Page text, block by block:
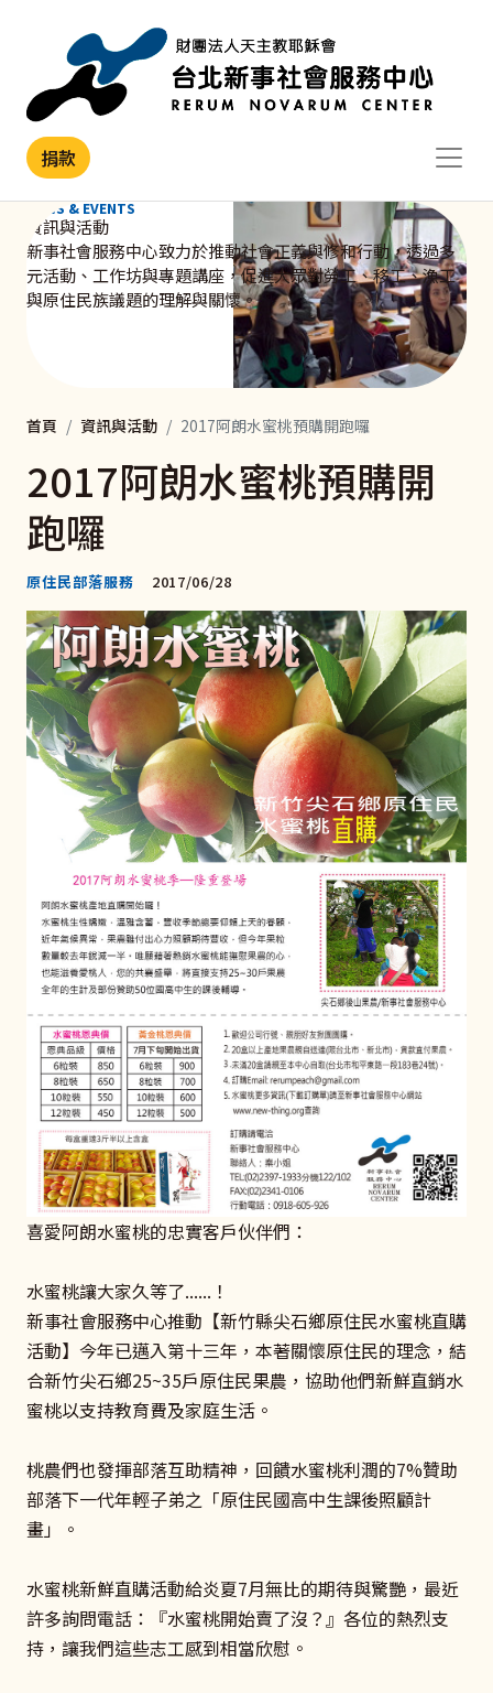
捐款
NEWS & EVENTS
資訊與活動
新事社會服務中心致力於推動社會正義與修和行動，透過多
元活動、工作坊與專題講座，促進大眾對勞工、移工、漁工
與原住民族議題的理解與關懷。
首頁 資訊與活動 2017阿朗水蜜桃預購開跑囉
2017阿朗水蜜桃預購開
跑囉
原住民部落服務 2017/06/28
喜愛阿朗水蜜桃的忠實客戶伙伴們：
水蜜桃讓大家久等了......！
新事社會服務中心推動【新竹縣尖石鄉原住民水蜜桃直購
活動】今年已邁入第十三年，本著關懷原住民的理念，結
合新竹尖石鄉25~35戶原住民果農，協助他們新鮮直銷水
蜜桃以支持教育費及家庭生活。
桃農們也發揮部落互助精神，回饋水蜜桃利潤的7%贊助
部落下一代年輕子弟之「原住民國高中生課後照顧計
畫」。
水蜜桃新鮮直購活動給炎夏7月無比的期待與驚艷，最近
許多詢問電話：『水蜜桃開始賣了沒？』各位的熱烈支
持，讓我們這些志工感到相當欣慰。